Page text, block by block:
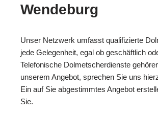
Wendeburg
Unser Netzwerk umfasst qualifizierte
jede Gelegenheit, egal ob geschäftlich
Telefonische Dolmetscherdienste
unserem Angebot, sprechen Sie uns
Ein auf Sie abgestimmtes Angebot
Sie.